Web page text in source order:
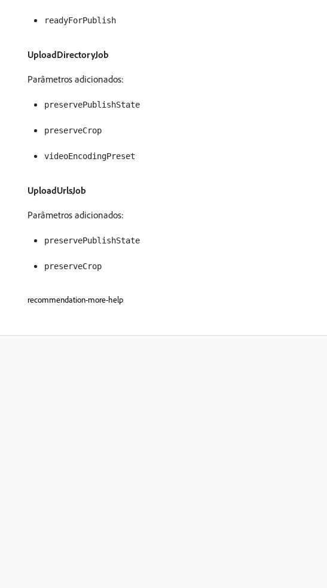
readyForPublish
UploadDirectoryJob
Parâmetros adicionados:
preservePublishState
preserveCrop
videoEncodingPreset
UploadUrlsJob
Parâmetros adicionados:
preservePublishState
preserveCrop
recommendation-more-help